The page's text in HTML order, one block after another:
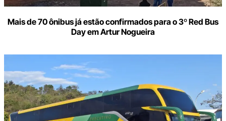
Mais de 70 ônibus já estão confirmados para o 3º Red Bus
Day em Artur Nogueira